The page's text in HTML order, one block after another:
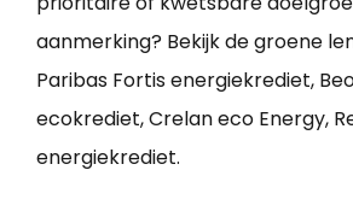
aanmerking? Bekijk de groene
Paribas Fortis energiekrediet,
ecokrediet, Crelan eco Energy,
energiekrediet.